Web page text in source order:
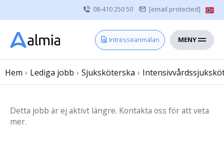
08-410 250 50 [email protected]
Intresseanmälan MENY
Hem
Vårdgivare
Om oss
Hem › Lediga jobb › Sjuksköterska ›
Detta jobb är ej aktivt längre. Kontakta oss för att veta
mer.